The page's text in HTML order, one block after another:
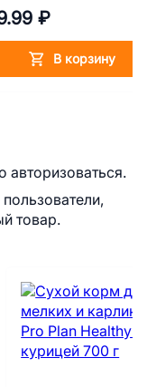
₽
В корзину
авторизоваться.
товар.